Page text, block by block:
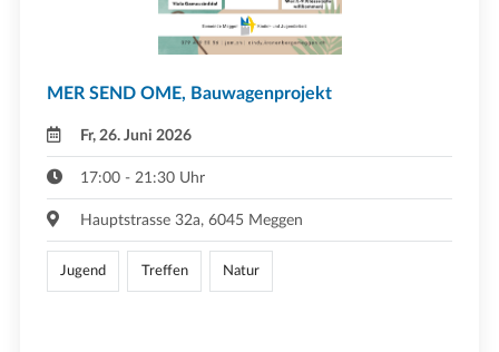
MER SEND OME, Bauwagenprojekt
Fr, 26. Juni 2026
17:00 - 21:30 Uhr
Hauptstrasse 32a, 6045 Meggen
Jugend Treffen Natur